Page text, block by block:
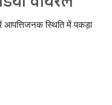
आपत्तिजनक स्थिति में पकड़ा
or Organization • 11